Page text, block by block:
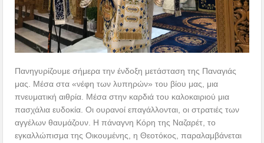
Πανηγυρίζουμε σήμερα την ένδοξη μετάσταση της Παναγιάς
μας. Μέσα στα «νέφη των λυπηρών» του βίου μας, μια
πνευματική αιθρία. Μέσα στην καρδιά του καλοκαιριού μια
πασχάλια ευδοκία. Οι ουρανοί επαγάλλονται, οι στρατιές των
αγγέλων θαυμάζουν. Η πάναγνη Κόρη της Ναζαρέτ, το
εγκαλλώπισμα της Οικουμένης, η Θεοτόκος, παραλαμβάνεται